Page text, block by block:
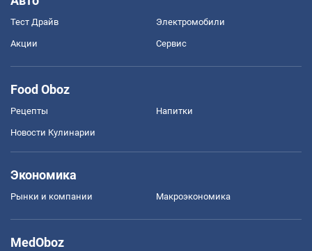
Тест Драйв Электромобили
Акции Сервис
Food Oboz
Рецепты Напитки
Новости Кулинарии
Экономика
Рынки и компании Mакроэкономика
MedOboz